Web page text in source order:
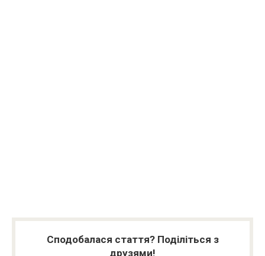
Сподобалася стаття? Поділіться з
друзями!